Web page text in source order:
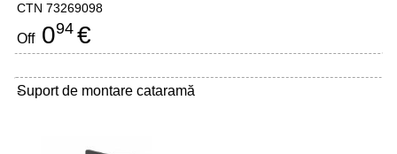
CTN 73269098
Off094 €
Suport de montare cataramă
-